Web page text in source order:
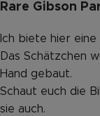
Rare Gibson
Ich biete hier
Das Schätzchen
Hand gebaut.
Schaut euch die
sie auch.